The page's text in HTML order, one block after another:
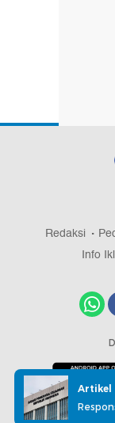
Redaksi
Info
Copyright
Artikel